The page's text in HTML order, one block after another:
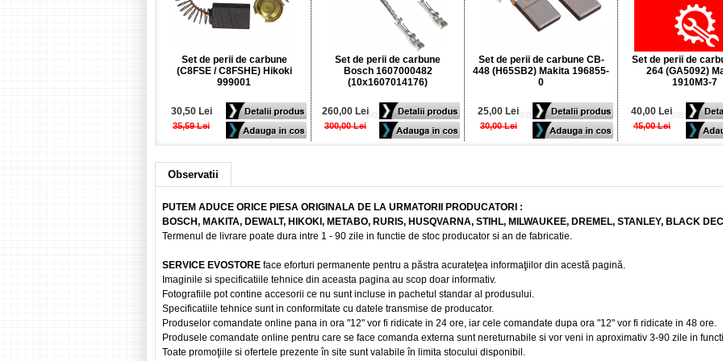
Set de perii de carbune
(C8FSE / C8FSHE) Hikoki
999001
30,50 Lei
35,59 Lei
Set de perii de carbune
Bosch 1607000482
(10x1607014176)
260,00 Lei
300,00 Lei
Set de perii de carbune CB-
448 (H65SB2) Makita 196855-
0
25,00 Lei
30,00 Lei
Set de perii de
264 (GA5092)
1910M3-7
40,00 Lei
45,00 Lei
Observatii
PUTEM ADUCE ORICE PIESA ORIGINALA DE LA URMATORII PRODUCATORI :
BOSCH, MAKITA, DEWALT, HIKOKI, METABO, RURIS, HUSQVARNA, STIHL, MILWAUKEE, DREMEL, STANLEY, BLACK
Termenul de livrare poate dura intre 1 - 90 zile in functie de stoc producator si an de fabricatie.
SERVICE EVOSTORE face eforturi permanente pentru a păstra acurateţea informaţiilor din acestă pagină.
Imaginile si specificatiile tehnice din aceasta pagina au scop doar informativ.
Fotografiile pot contine accesorii ce nu sunt incluse in pachetul standar al produsului.
Specificatiile tehnice sunt in conformitate cu datele transmise de producator.
Produselor comandate online pana in ora "12" vor fi ridicate in 24 ore, iar cele comandate dupa ora "12" vor fi ridicate in 48 ore.
Produsele comandate online pentru care se face comanda externa sunt nereturnabile si vor veni in aproximativ 3-90 zile in
Toate promoţiile si ofertele prezente în site sunt valabile în limita stocului disponibil.